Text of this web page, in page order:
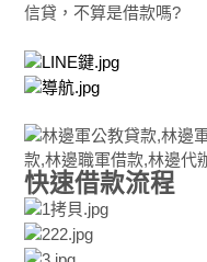
信貸，不算是借款嗎?
快速借款流程